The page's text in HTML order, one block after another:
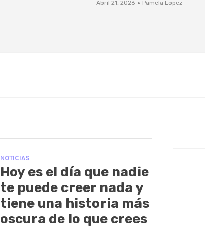
Abril 21, 2026 · Pamela López
NOTICIAS
Hoy es el día que nadie
te puede creer nada y
tiene una historia más
oscura de lo que crees